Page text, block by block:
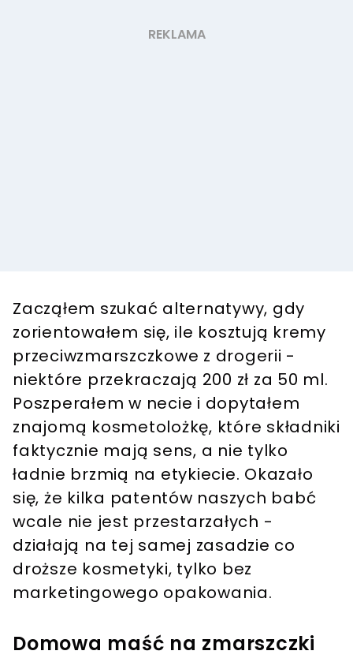
Zacząłem szukać alternatywy, gdy
zorientowałem się, ile kosztują kremy
przeciwzmarszczkowe z drogerii -
niektóre przekraczają 200 zł za 50 ml.
Poszperałem w necie i dopytałem
znajomą kosmetolożkę, które składniki
faktycznie mają sens, a nie tylko
ładnie brzmią na etykiecie. Okazało
się, że kilka patentów naszych babć
wcale nie jest przestarzałych -
działają na tej samej zasadzie co
droższe kosmetyki, tylko bez
marketingowego opakowania.
Domowa maść na zmarszczki